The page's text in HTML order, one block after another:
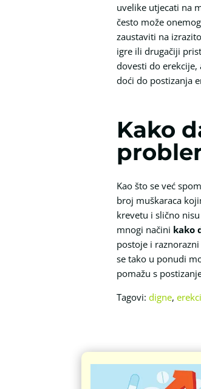
uvelike utjecati na
često može
zaustaviti na
igre ili drugačiji
dovesti do
doći do postizanja
Kako
Kao što se već
broj muškaraca
krevetu i slično
mnogi načini kako
postoje i
se tako u ponudi
pomažu s
Tagovi: digne,